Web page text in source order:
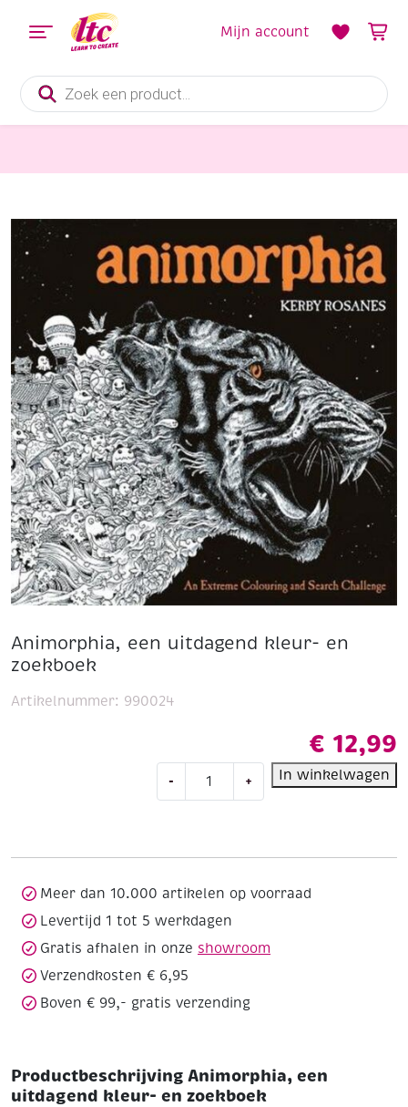
Producten
zoeken
Mijn account
Animorphia, een uitdagend kleur- en
zoekboek
€ 12,99
-
aantal
+ In winkelwagen
Artikelnummer: 990024
Meer dan 10.000 artikelen op voorraad
Levertijd 1 tot 5 werkdagen
Gratis afhalen in onze showroom
Verzendkosten € 6,95
Boven € 99,- gratis verzending
Productbeschrijving Animorphia, een
uitdagend kleur- en zoekboek